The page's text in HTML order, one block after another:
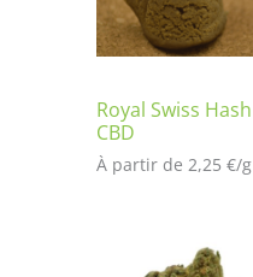
Royal Swiss Hash
CBD
À partir de 2,25 €/g